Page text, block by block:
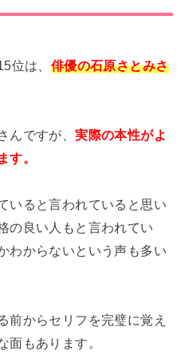
位は、 俳優の石原さとみさ
んですが、実際の本性がよ
す。
いると言われていると思い
の良い人もと言われてい
わからないという声も多い
前からセリフを完璧に覚え
面もあります。